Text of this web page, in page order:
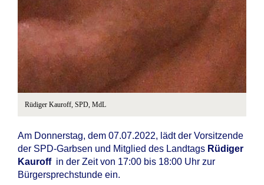
Rüdiger Kauroff, SPD, MdL
Am Donnerstag, dem 07.07.2022, lädt der Vorsitzende
der SPD-Garbsen und Mitglied des Landtags Rüdiger
Kauroffin der Zeit von 17:00 bis 18:00 Uhr zur
Bürgersprechstunde ein.